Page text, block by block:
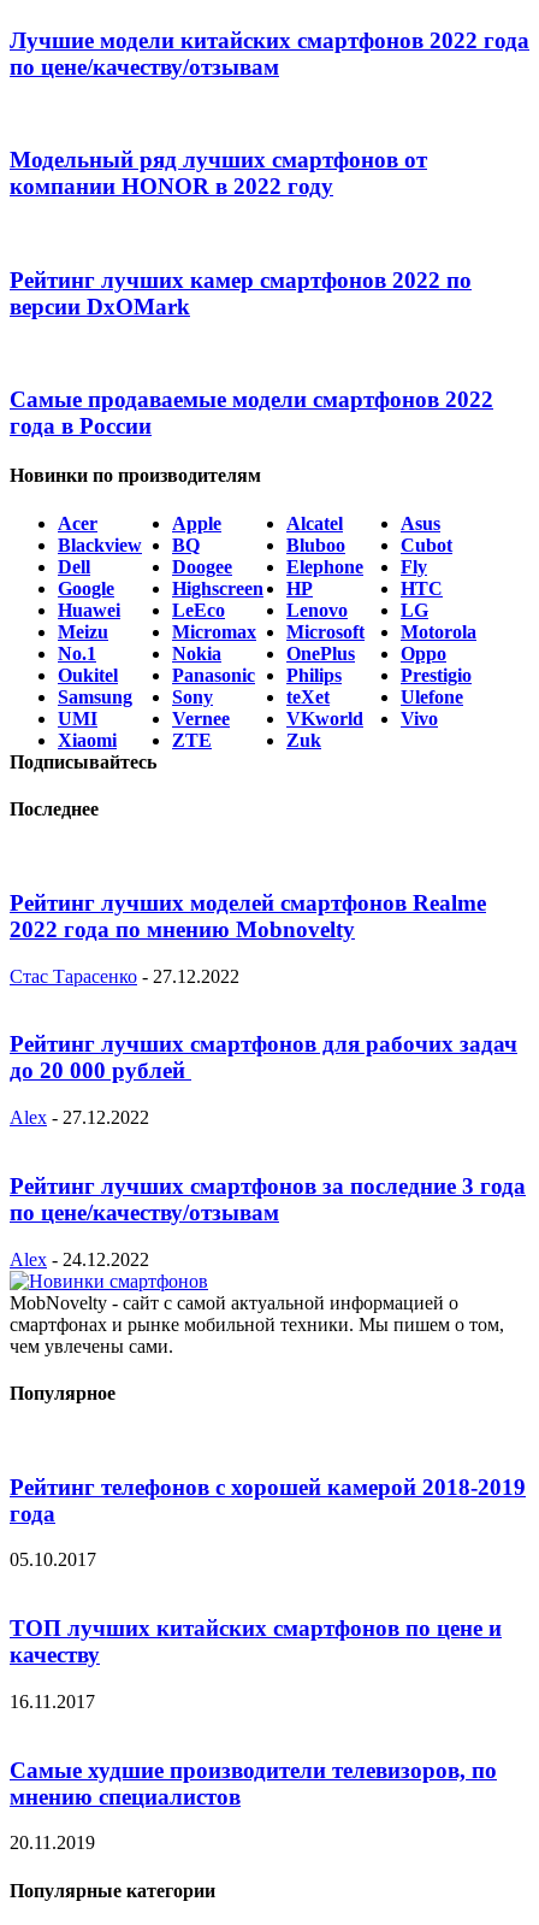
Лучшие модели китайских смартфонов 2022 года
по цене/качеству/отзывам
Модельный ряд лучших смартфонов от
компании HONOR в 2022 году
Рейтинг лучших камер смартфонов 2022 по
версии DxOMark
Самые продаваемые модели смартфонов 2022
года в России
Новинки по производителям
Acer Apple Alcatel
Asus
Blackview
BQ Bluboo
Cubot
Dell
Doogee Elephone
Fly
Google
Highscreen HP
HTC
Huawei
LeEco Lenovo
LG
Meizu
Micromax Microsoft
Motorola
No.1
Nokia OnePlus
Oppo
Oukitel
Panasonic Philips
Prestigio
Samsung
Sony teXet
Ulefone
UMI
Vernee VKworld
Vivo
Xiaomi
ZTE
Zuk
Подписывайтесь
Последнее
Рейтинг лучших моделей смартфонов Realme
2022 года по мнению Mobnovelty
Стас Тарасенко - 27.12.2022
Рейтинг лучших смартфонов для рабочих задач
до 20 000 рублей
Alex - 27.12.2022
Рейтинг лучших смартфонов за последние 3 года
по цене/качеству/отзывам
Alex - 24.12.2022
MobNovelty - сайт с самой актуальной информацией о
смартфонах и рынке мобильной техники. Мы пишем о том,
чем увлечены сами.
Популярное
Рейтинг телефонов с хорошей камерой 2018-2019
года
05.10.2017
ТОП лучших китайских смартфонов по цене и
качеству
16.11.2017
Самые худшие производители телевизоров, по
мнению специалистов
20.11.2019
Популярные категории